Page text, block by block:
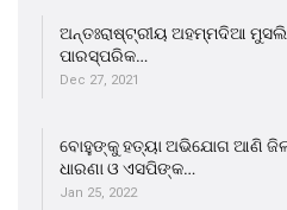
ଅନ୍ତଃରାଷ୍ଟ୍ରୀୟ ଅହମ୍ମଦିଆ
ପାରସ୍ପରିକ…
Dec 27, 2021
ବୋହୁଙ୍କୁ ହତ୍ୟା ଅଭିଯୋଗ ଆଣି
ଧାରଣା ଓ ଏସପିଙ୍କ…
Jan 25, 2022